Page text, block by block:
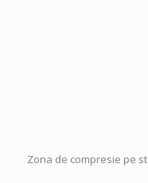
Zona de compresie pe